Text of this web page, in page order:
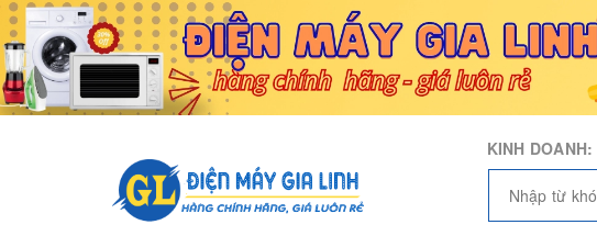
KINH DOANH: